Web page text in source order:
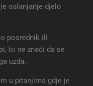
oslanjanje djelo
posrednik ili
to ne znači da se
uzda.
u pitanjima gdje je